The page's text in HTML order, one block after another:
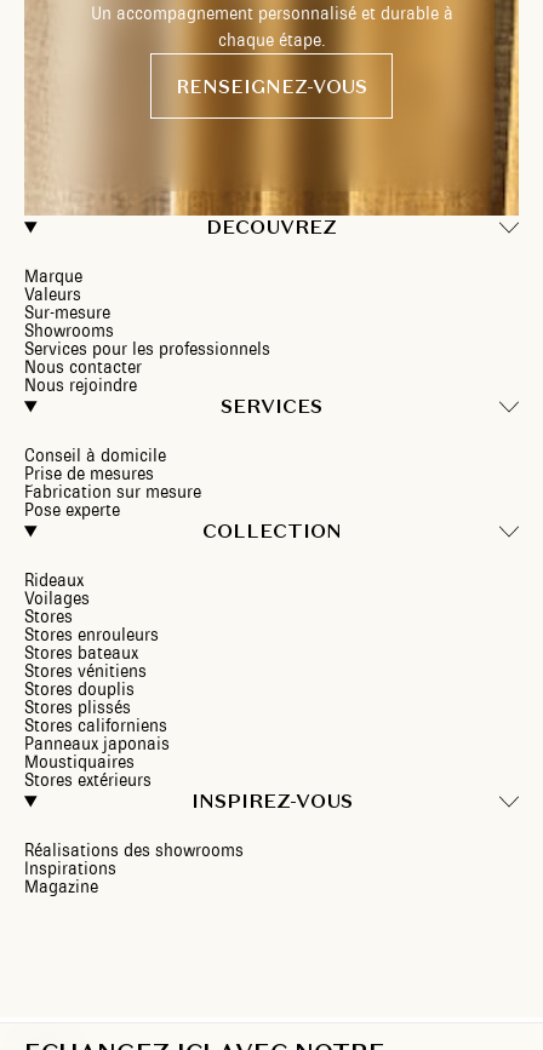
DECOUVREZ
Marque
Valeurs
Sur-mesure
Showrooms
Services pour les professionnels
Nous contacter
Nous rejoindre
SERVICES
Conseil à domicile
Prise de mesures
Fabrication sur mesure
Pose experte
COLLECTION
Rideaux
Voilages
Stores
Stores enrouleurs
Stores bateaux
Stores vénitiens
Stores douplis
Stores plissés
Stores californiens
Panneaux japonais
Moustiquaires
Stores extérieurs
INSPIREZ-VOUS
Réalisations des showrooms
Inspirations
Magazine
Un accompagnement personnalisé et durable à
chaque étape.
RENSEIGNEZ-VOUS